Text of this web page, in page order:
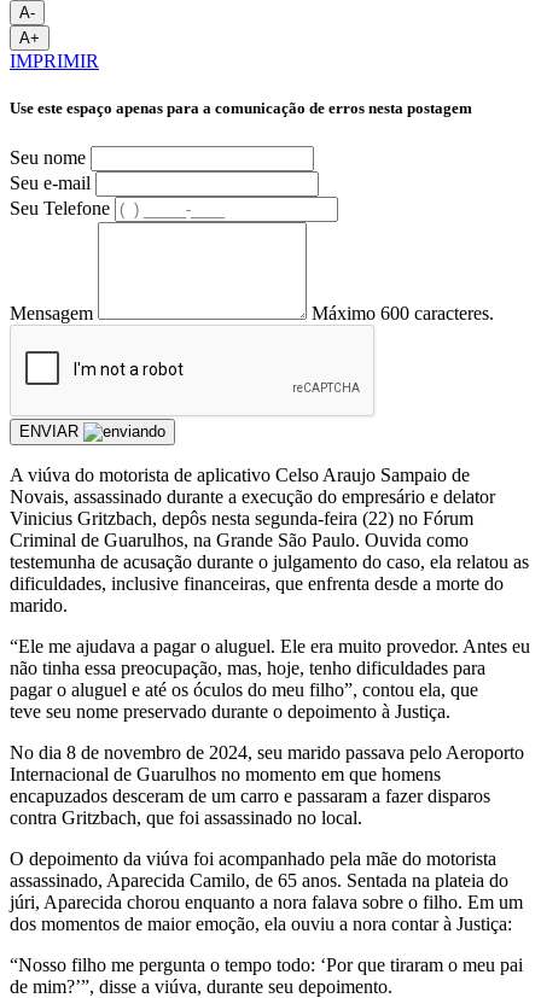
A-
A+
IMPRIMIR
Use este espaço apenas para a comunicação de erros nesta postagem
Seu nome
Seu e-mail
Seu Telefone
Mensagem Máximo 600 caracteres.
ENVIAR
A viúva do motorista de aplicativo Celso Araujo Sampaio de
Novais, assassinado durante a execução do empresário e delator
Vinicius Gritzbach, depôs nesta segunda-feira (22) no Fórum
Criminal de Guarulhos, na Grande São Paulo. Ouvida como
testemunha de acusação durante o julgamento do caso, ela relatou as
dificuldades, inclusive financeiras, que enfrenta desde a morte do
marido.
“Ele me ajudava a pagar o aluguel. Ele era muito provedor. Antes eu
não tinha essa preocupação, mas, hoje, tenho dificuldades para
pagar o aluguel e até os óculos do meu filho”, contou ela, que
teve seu nome preservado durante o depoimento à Justiça.
No dia 8 de novembro de 2024, seu marido passava pelo Aeroporto
Internacional de Guarulhos no momento em que homens
encapuzados desceram de um carro e passaram a fazer disparos
contra Gritzbach, que foi assassinado no local.
O depoimento da viúva foi acompanhado pela mãe do motorista
assassinado, Aparecida Camilo, de 65 anos. Sentada na plateia do
júri, Aparecida chorou enquanto a nora falava sobre o filho. Em um
dos momentos de maior emoção, ela ouviu a nora contar à Justiça:
“Nosso filho me pergunta o tempo todo: ‘Por que tiraram o meu pai
de mim?’”, disse a viúva, durante seu depoimento.